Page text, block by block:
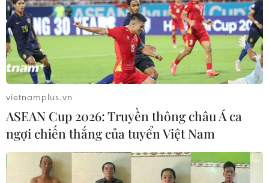
vietnamplus.vn
ASEAN Cup 2026: Truyền thông châu Á ca
ngợi chiến thắng của tuyển Việt Nam